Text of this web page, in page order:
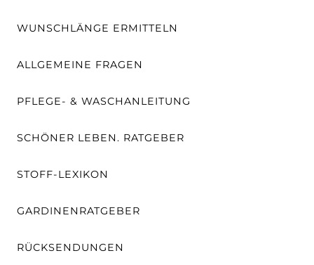
WUNSCHLÄNGE ERMITTELN
ALLGEMEINE FRAGEN
PFLEGE- & WASCHANLEITUNG
SCHÖNER LEBEN. RATGEBER
STOFF-LEXIKON
GARDINENRATGEBER
RÜCKSENDUNGEN